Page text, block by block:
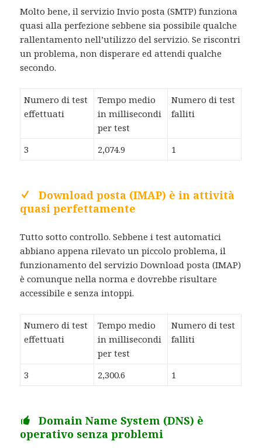
Molto bene, il servizio Invio posta (SMTP) funziona
quasi alla perfezione sebbene sia possibile qualche
rallentamento nell’utilizzo del servizio. Se riscontri
un problema, non disperare ed attendi qualche
secondo.
Numero di test
effettuati
Tempo medio
in millisecondi
per test
Numero di test
falliti
3 2,074.9 1
Download posta (IMAP) è in attività
quasi perfettamente
Tutto sotto controllo. Sebbene i test automatici
abbiano appena rilevato un piccolo problema, il
funzionamento del servizio Download posta (IMAP)
è comunque nella norma e dovrebbe risultare
accessibile e senza intoppi.
Numero di test
effettuati
Tempo medio
in millisecondi
per test
Numero di test
falliti
3 2,300.6 1
Domain Name System (DNS) è
operativo senza problemi